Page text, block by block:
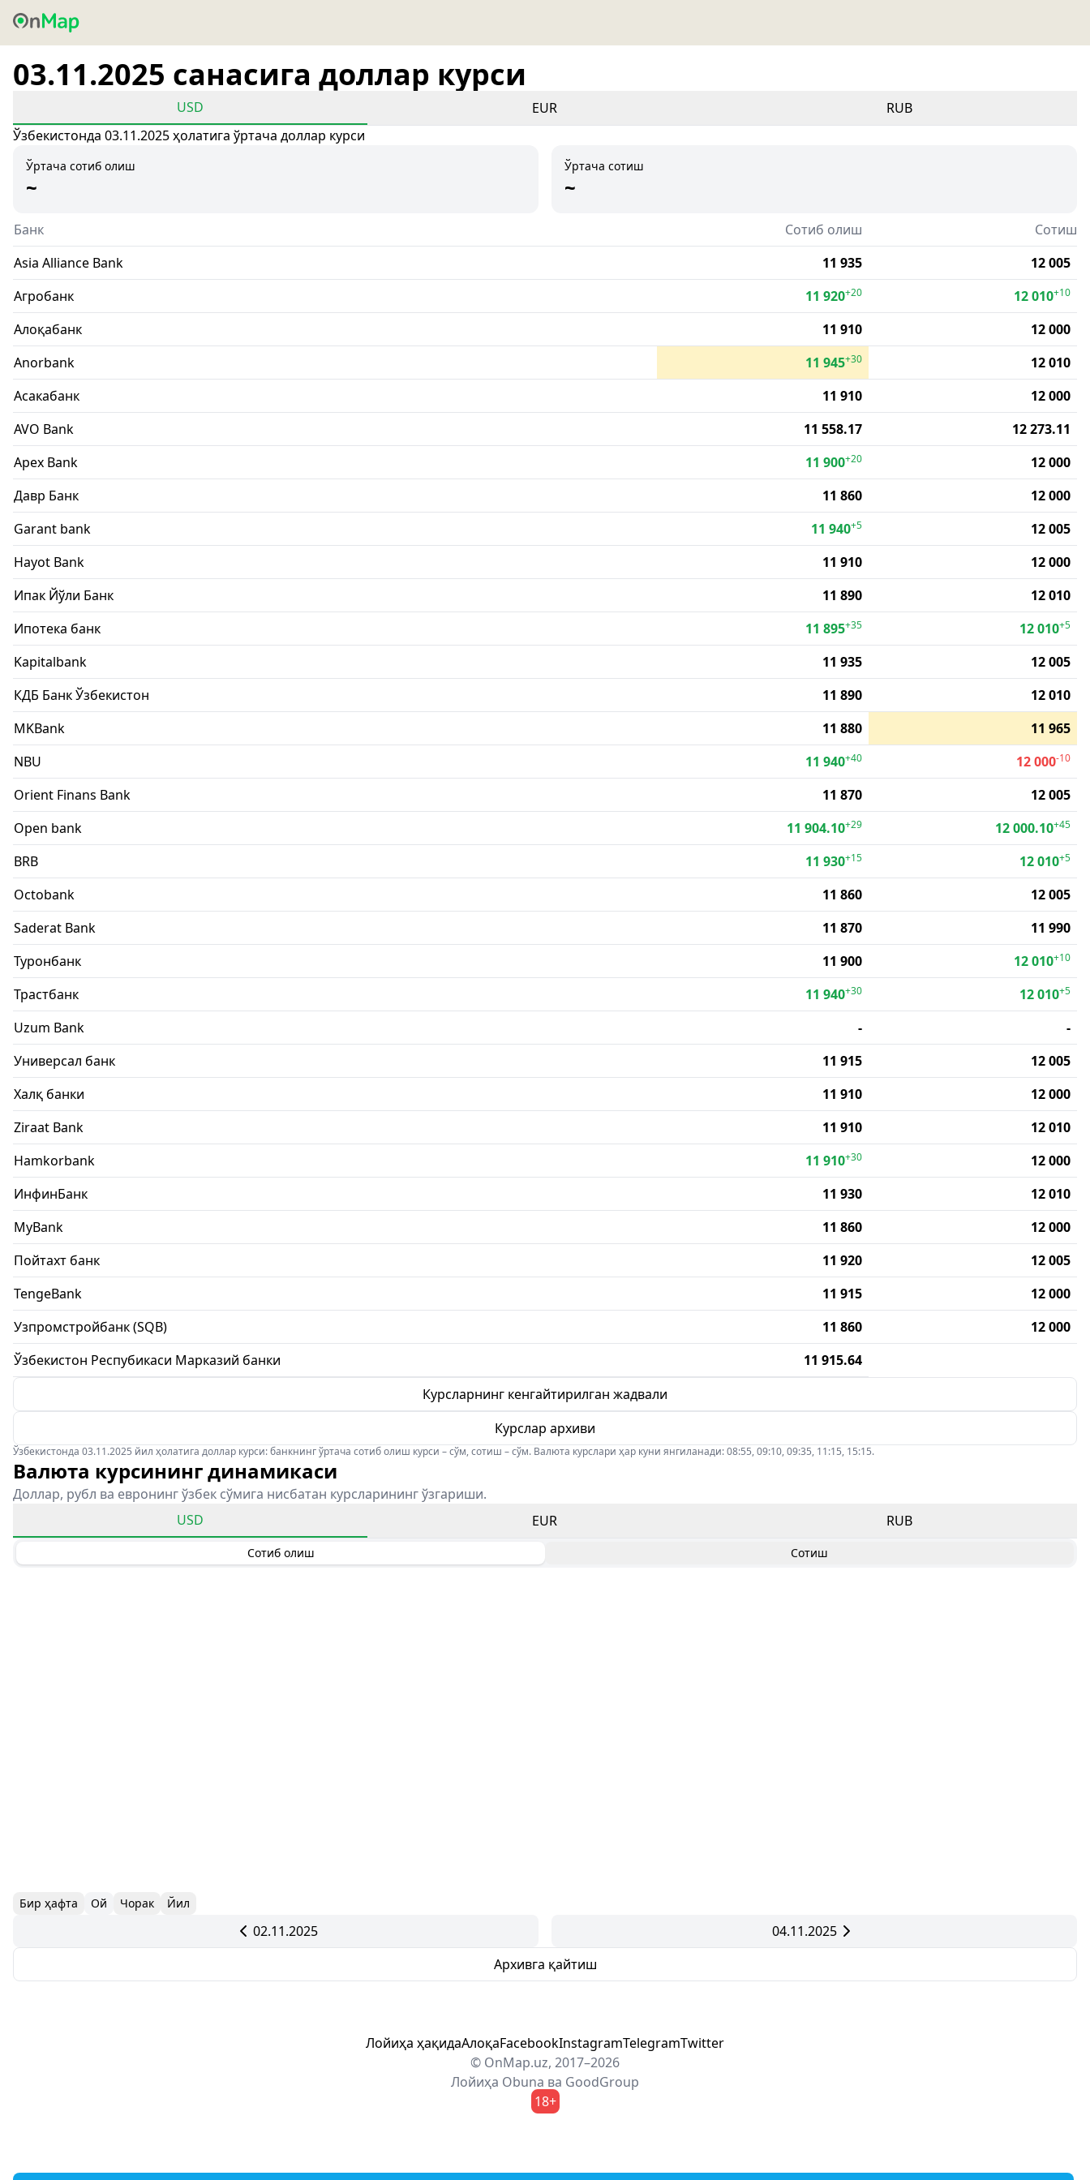
03.11.2025 санасига доллар курси
USD EUR
RUB
Ўзбекистонда 03.11.2025 ҳолатига ўртача доллар курси
Ўртача сотиб олиш
~
Ўртача сотиш
~
Банк Сотиб олиш
Сотиш
Asia Alliance Bank
11 935
12 005
Агробанк
11 920+20 12 010+10
Алоқабанк 11 910
12 000
Anorbank
11 945+30
12 010
Асакабанк
11 910
12 000
AVO Bank
11 558.17
12 273.11
Apex Bank
11 900+20
12 000
Давр Банк
11 860
12 000
Garant bank
11 940+5
12 005
Hayot Bank
11 910
12 000
Ипак Йўли Банк
11 890
12 010
Ипотека банк
11 895+35 12 010+5
Kapitalbank 11 935
12 005
КДБ Банк Ўзбекистон
11 890
12 010
MKBank
11 880
11 965
NBU
11 940+40 12 000-10
Orient Finans Bank 11 870
12 005
Open bank
11 904.10+29 12 000.10+45
BRB 11 930+15 12 010+5
Octobank 11 860
12 005
Saderat Bank
11 870
11 990
Туронбанк
11 900 12 010+10
Трастбанк 11 940+30 12 010+5
Uzum Bank -
-
Универсал банк
11 915
12 005
Халқ банки
11 910
12 000
Ziraat Bank
11 910
12 010
Hamkorbank
11 910+30
12 000
ИнфинБанк
11 930
12 010
MyBank
11 860
12 000
Пойтахт банк
11 920
12 005
TengeBank
11 915
12 000
Узпромстройбанк (SQB)
11 860
12 000
Ўзбекистон Респубикаси Марказий банки
11 915.64
Курсларнинг кенгайтирилган жадвали
Курслар архиви
Ўзбекистонда 03.11.2025 йил ҳолатига доллар курси: банкнинг ўртача сотиб олиш курси – сўм, сотиш – сўм. Валюта курслари ҳар куни янгиланади: 08:55, 09:10, 09:35, 11:15, 15:15.
Валюта курсининг динамикаси
Доллар, рубл ва евронинг ўзбек сўмига нисбатан курсларининг ўзгариши.
USD
EUR RUB
Сотиб олиш Сотиш
Бир ҳафта Ой Чорак Йил
02.11.2025
04.11.2025
Архивга қайтиш
Лойиҳа ҳақидаАлоқаFacebookInstagramTelegramTwitter
© OnMap.uz, 2017–2026
Лойиҳа Obuna ва GoodGroup
18+